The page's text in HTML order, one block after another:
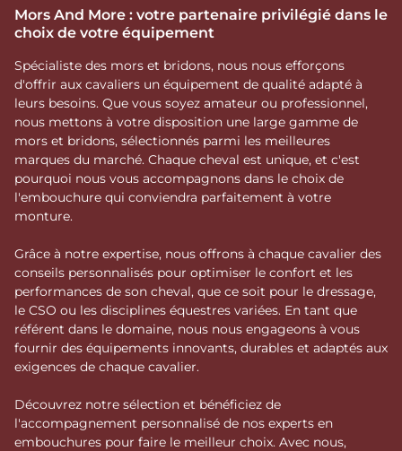
Mors And More : votre partenaire privilégié dans le
choix de votre équipement
Spécialiste des mors et bridons, nous nous efforçons
d'offrir aux cavaliers un équipement de qualité adapté à
leurs besoins. Que vous soyez amateur ou professionnel,
nous mettons à votre disposition une large gamme de
mors et bridons, sélectionnés parmi les meilleures
marques du marché. Chaque cheval est unique, et c'est
pourquoi nous vous accompagnons dans le choix de
l'embouchure qui conviendra parfaitement à votre
monture.
Grâce à notre expertise, nous offrons à chaque cavalier des
conseils personnalisés pour optimiser le confort et les
performances de son cheval, que ce soit pour le dressage,
le CSO ou les disciplines équestres variées. En tant que
référent dans le domaine, nous nous engageons à vous
fournir des équipements innovants, durables et adaptés aux
exigences de chaque cavalier.
Découvrez notre sélection et bénéficiez de
l'accompagnement personnalisé de nos experts en
embouchures pour faire le meilleur choix. Avec nous,